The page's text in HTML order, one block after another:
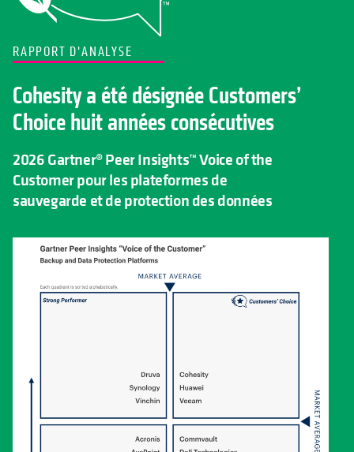
RAPPORT D'ANALYSE
Cohesity a été désignée Customers’
Choice huit années consécutives
2026 Gartner® Peer Insights™ Voice of the
Customer pour les plateformes de
sauvegarde et de protection des données